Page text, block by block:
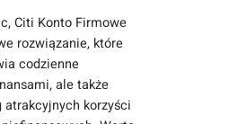
Citi Konto Firmowe
rozwiązanie, które
codzienne
ale także
atrakcyjnych korzyści